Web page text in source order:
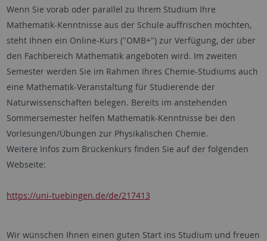
Wenn Sie vorab oder parallel zu Ihrem Studium Ihre
Mathematik-Kenntnisse aus der Schule auffrischen möchten,
steht Ihnen ein Online-Kurs ("OMB+") zur Verfügung, der über
den Fachbereich Mathematik angeboten wird. Im zweiten
Semester werden Sie im Rahmen Ihres Chemie-Studiums auch
eine Mathematik-Veranstaltung für Studierende der
Naturwissenschaften belegen. Bereits im anstehenden
Sommersemester helfen Mathematik-Kenntnisse bei den
Vorlesungen/Übungen zur Physikalischen Chemie.
Weitere Infos zum Brückenkurs finden Sie auf der folgenden
Webseite:
https://uni-tuebingen.de/de/217413
Wir wünschen Ihnen einen guten Start ins Studium und freuen